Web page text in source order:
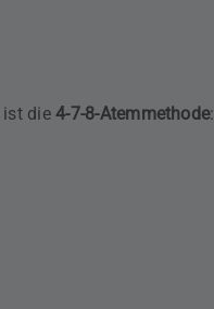
ist die4-7-8-Atemmethode: